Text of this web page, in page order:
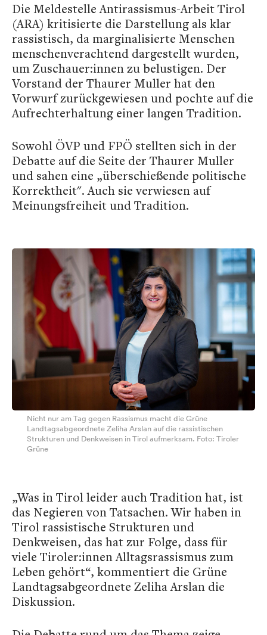
Die Meldestelle Antirassismus-Arbeit Tirol
(ARA) kritisierte die Darstellung als klar
rassistisch, da marginalisierte Menschen
menschenverachtend dargestellt wurden,
um Zuschauer:innen zu belustigen. Der
Vorstand der Thaurer Muller hat den
Vorwurf zurückgewiesen und pochte auf die
Aufrechterhaltung einer langen Tradition.
Sowohl ÖVP und FPÖ stellten sich in der
Debatte auf die Seite der Thaurer Muller
und sahen eine „überschießende politische
Korrektheit". Auch sie verwiesen auf
Meinungsfreiheit und Tradition.
Nicht nur am Tag gegen Rassismus macht die Grüne
Landtagsabgeordnete Zeliha Arslan auf die rassistischen
Strukturen und Denkweisen in Tirol aufmerksam. Foto: Tiroler
Grüne
„Was in Tirol leider auch Tradition hat, ist
das Negieren von Tatsachen. Wir haben in
Tirol rassistische Strukturen und
Denkweisen, das hat zur Folge, dass für
viele Tiroler:innen Alltagsrassismus zum
Leben gehört“, kommentiert die Grüne
Landtagsabgeordnete Zeliha Arslan die
Diskussion.